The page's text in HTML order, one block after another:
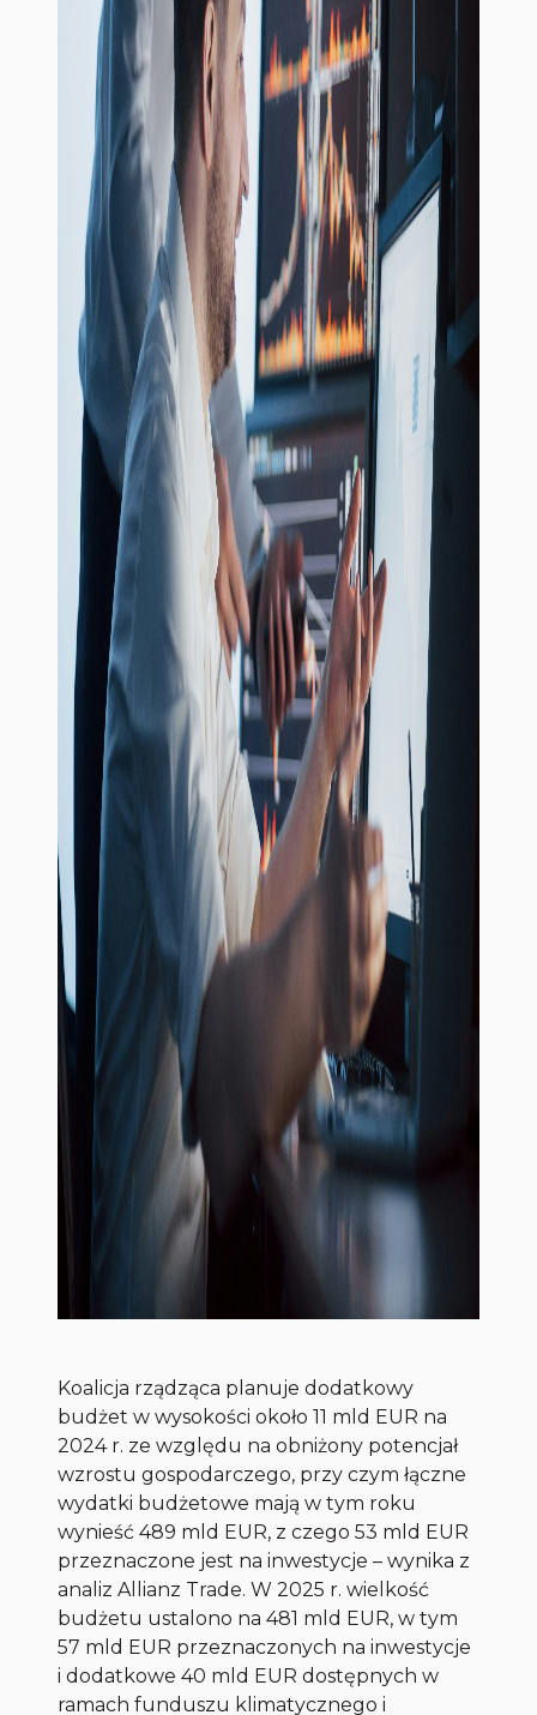
Koalicja rządząca planuje dodatkowy
budżet w wysokości około 11 mld EUR na
2024 r. ze względu na obniżony potencjał
wzrostu gospodarczego, przy czym łączne
wydatki budżetowe mają w tym roku
wynieść 489 mld EUR, z czego 53 mld EUR
przeznaczone jest na inwestycje – wynika z
analiz Allianz Trade. W 2025 r. wielkość
budżetu ustalono na 481 mld EUR, w tym
57 mld EUR przeznaczonych na inwestycje
i dodatkowe 40 mld EUR dostępnych w
ramach funduszu klimatycznego i